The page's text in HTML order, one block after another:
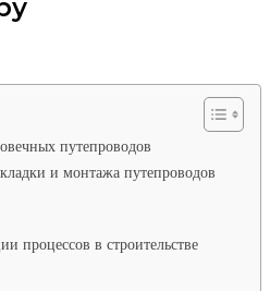
путепроводов
и монтажа путепроводов
процессов в строительстве